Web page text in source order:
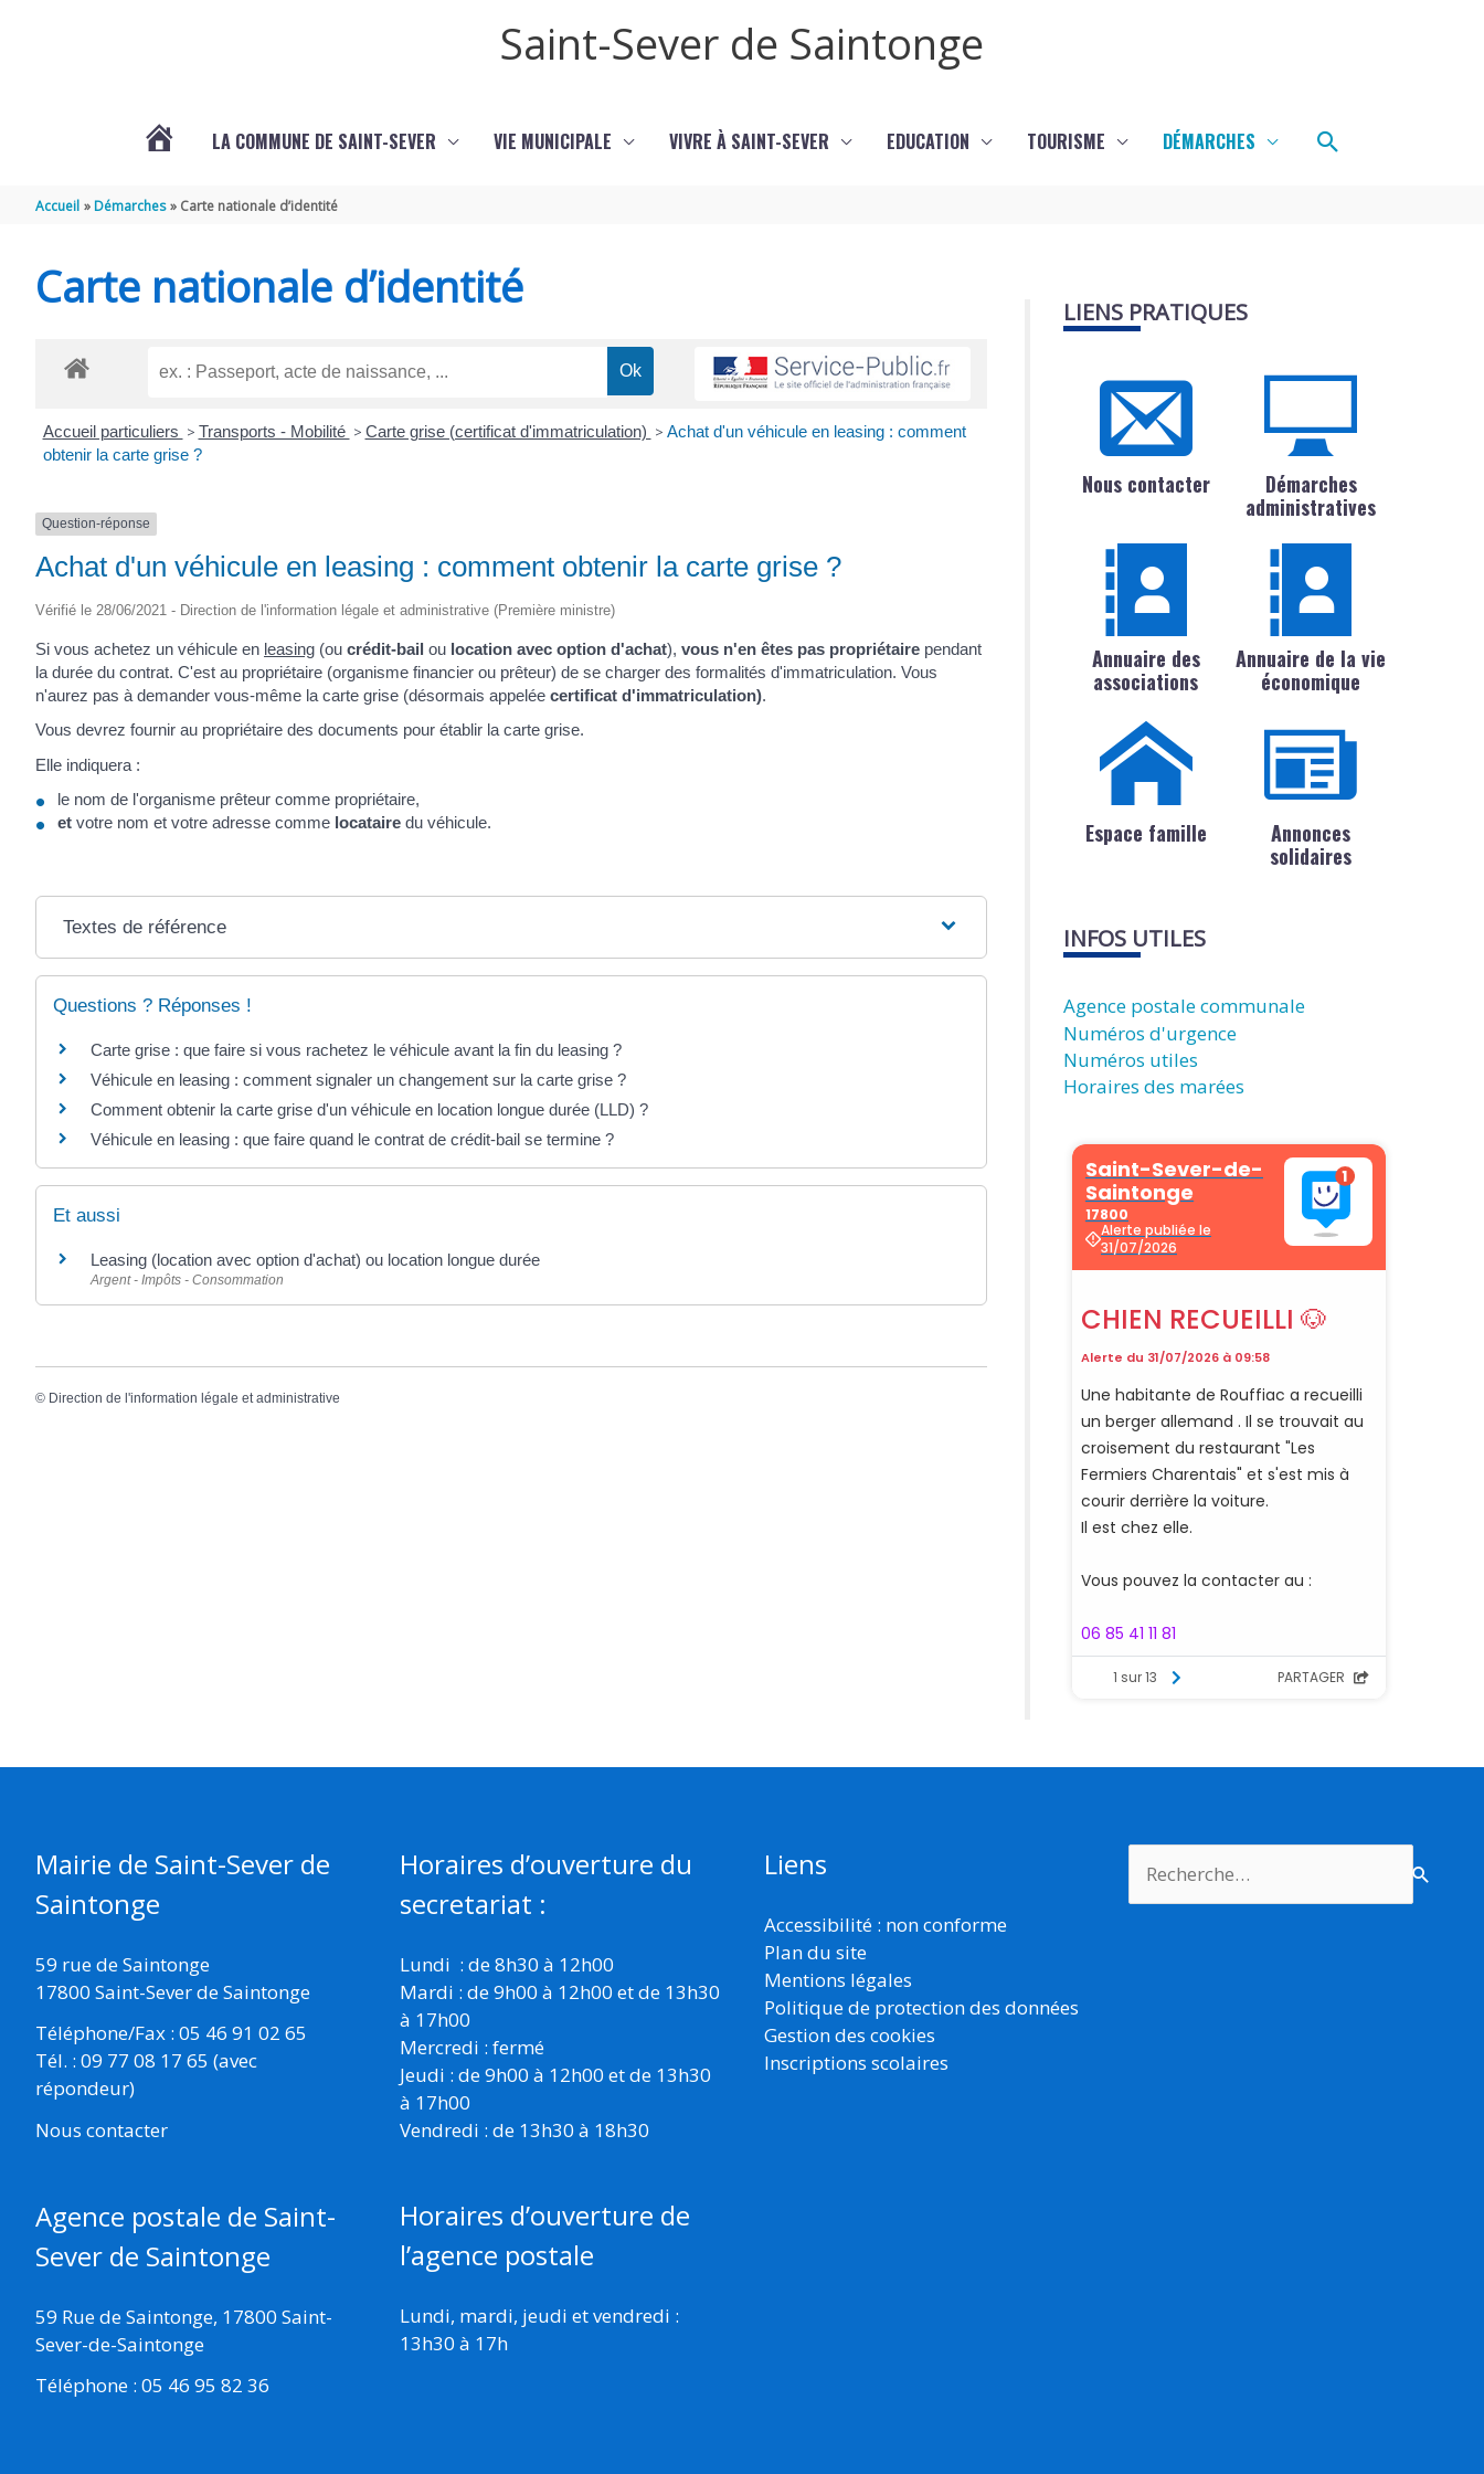
Saint-Sever de Saintonge
DE
SAINTONGE
LA COMMUNE DE SAINT-SEVER VIE MUNICIPALE VIVRE À SAINT-SEVER EDUCATION TOURISME DÉMARCHES Rechercher
Accueil Démarches Carte nationale d’identité
Carte nationale d’identité
Accueil particuliers > Transports - Mobilité > Carte grise (certificat d'immatriculation) > Achat d'un véhicule en leasing : comment
obtenir la carte grise ?
Question-réponse
Achat d'un véhicule en leasing : comment obtenir la carte grise ?
Vérifié le 28/06/2021 - Direction de l'information légale et administrative (Première ministre)
Si vous achetez un véhicule en leasing (ou crédit-bail ou location avec option d'achat), vous n'en êtes pas propriétaire pendant
la durée du contrat. C'est au propriétaire (organisme financier ou prêteur) de se charger des formalités d'immatriculation. Vous
n'aurez pas à demander vous-même la carte grise (désormais appelée certificat d'immatriculation).
Vous devrez fournir au propriétaire des documents pour établir la carte grise.
Elle indiquera :
le nom de l'organisme prêteur comme propriétaire,
et votre nom et votre adresse comme locataire du véhicule.
Textes de référence
Questions ? Réponses !
Carte grise : que faire si vous rachetez le véhicule avant la fin du leasing ?
Véhicule en leasing : comment signaler un changement sur la carte grise ?
Comment obtenir la carte grise d'un véhicule en location longue durée (LLD) ?
Véhicule en leasing : que faire quand le contrat de crédit-bail se termine ?
Et aussi
Leasing (location avec option d'achat) ou location longue durée
Argent - Impôts - Consommation
© Direction de l'information légale et administrative
LIENS PRATIQUES
Nous contacter
Démarches
administratives
Annuaire des
associations
Annuaire de la vie
économique
Espace famille
Annonces
solidaires
INFOS UTILES
Agence postale communale
Numéros d'urgence
Numéros utiles
Horaires des marées
Mairie de Saint-Sever de
Saintonge
59 rue de Saintonge
17800 Saint-Sever de Saintonge
Téléphone/Fax : 05 46 91 02 65
Tél. : 09 77 08 17 65 (avec
répondeur)
Nous contacter
Agence postale de Saint-
Sever de Saintonge
59 Rue de Saintonge, 17800 Saint-
Sever-de-Saintonge
Téléphone : 05 46 95 82 36
Horaires d’ouverture du
secretariat :
Lundi : de 8h30 à 12h00
Mardi : de 9h00 à 12h00 et de 13h30
à 17h00
Mercredi : fermé
Jeudi : de 9h00 à 12h00 et de 13h30
à 17h00
Vendredi : de 13h30 à 18h30
Horaires d’ouverture de
l’agence postale
Lundi, mardi, jeudi et vendredi :
13h30 à 17h
Liens
Accessibilité : non conforme
Plan du site
Mentions légales
Politique de protection des données
Gestion des cookies
Inscriptions scolaires